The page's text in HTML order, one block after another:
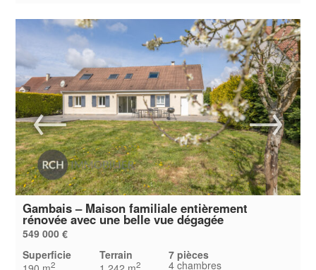
Gambais – Maison familiale entièrement
rénovée avec une belle vue dégagée
549 000 €
Superficie
2
Terrain
2
7 pièces
4 chambres